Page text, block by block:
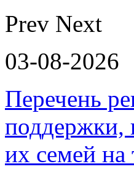
Prev Next
03-08-2026
Перечень
поддержки,
их семей на